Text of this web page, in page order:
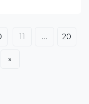
萬平方呎，預計提供
11 ... 20
»